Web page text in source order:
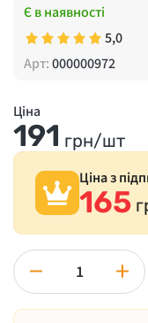
Є в наявності
5,0
Арт:000000972
Ціна
191 грн/шт
Ціна з
165
− +